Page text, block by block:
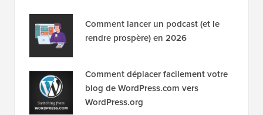
Comment lancer un podcast (et le
rendre prospère) en 2026
Comment déplacer facilement votre
blog de WordPress.com vers
WordPress.org